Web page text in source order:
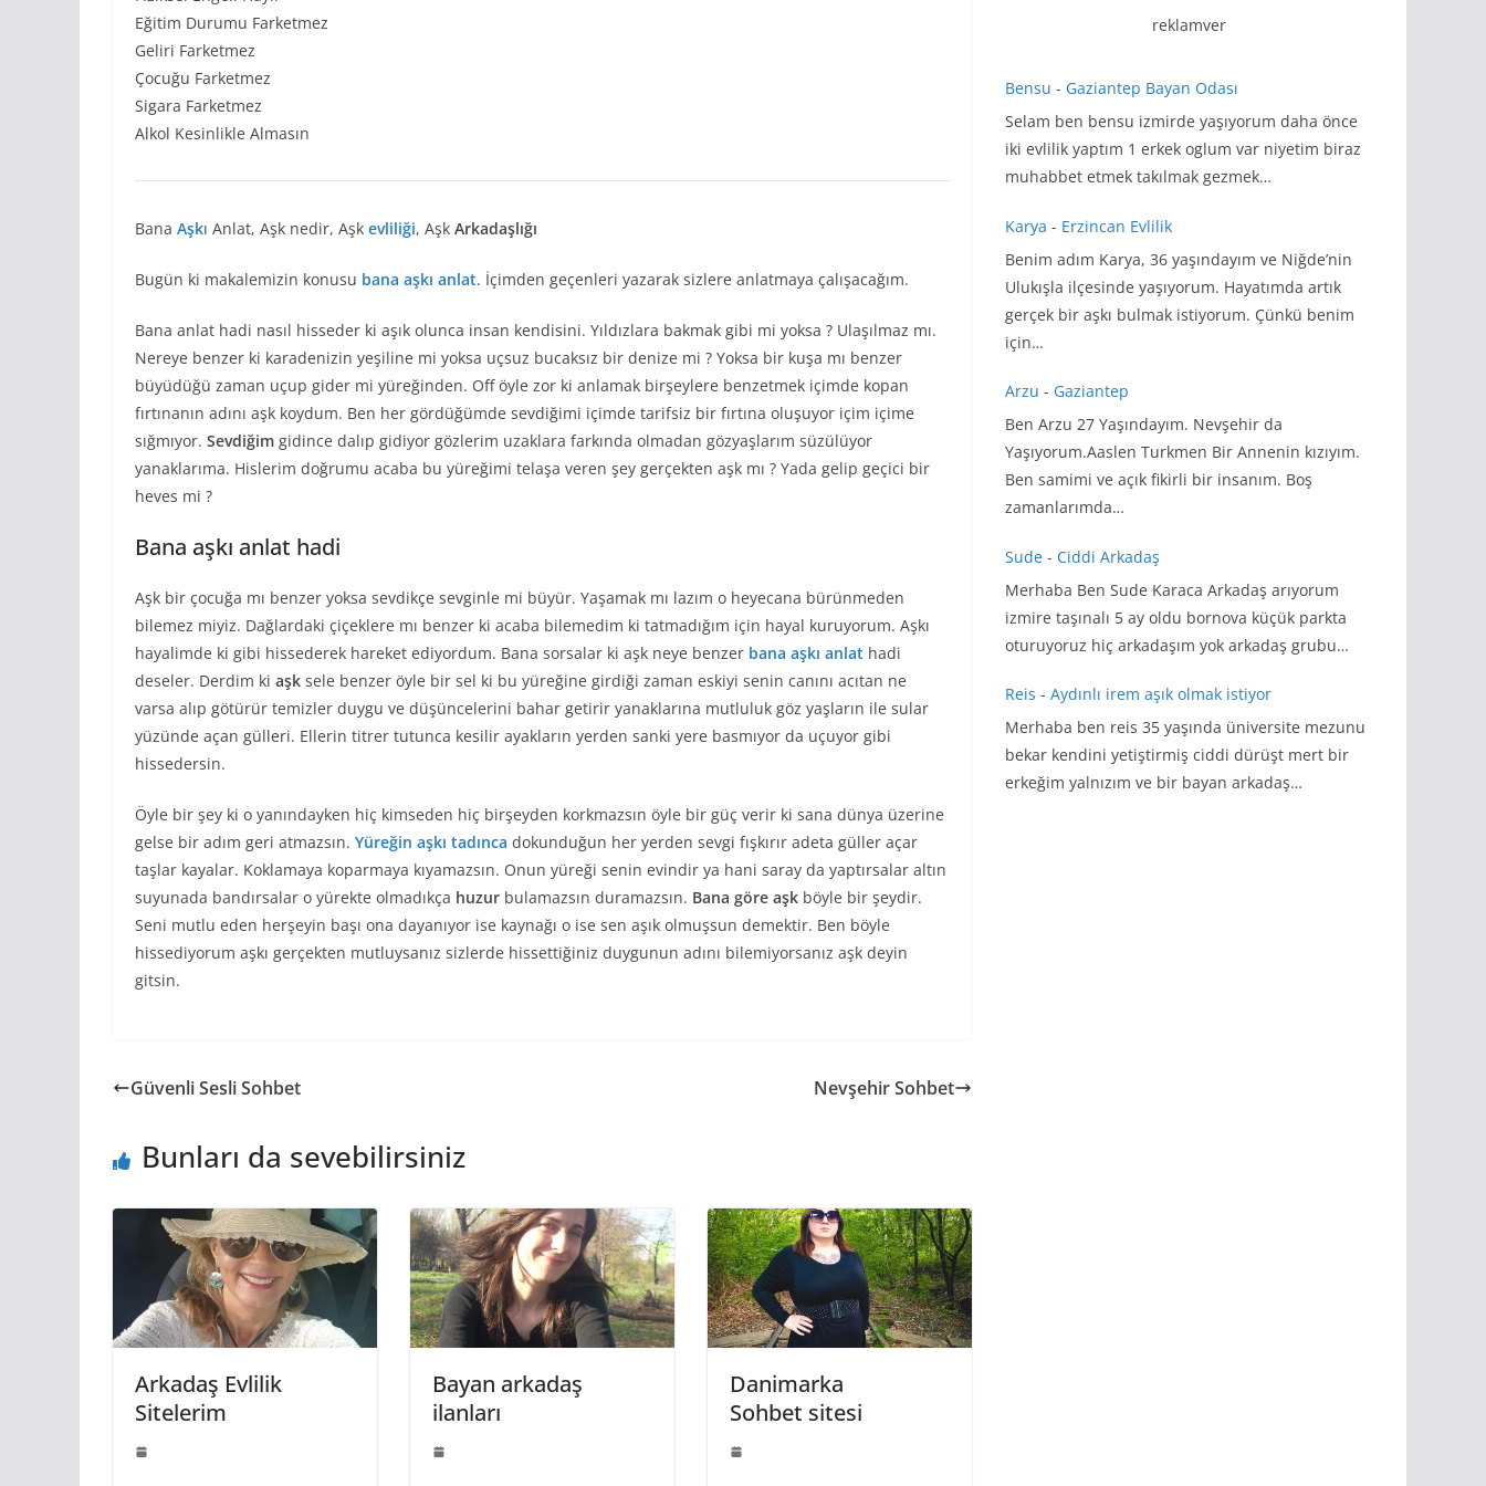
Eğitim Durumu Farketmez
Geliri Farketmez
Çocuğu Farketmez
Sigara Farketmez
Alkol Kesinlikle Almasın
Bana Aşkı Anlat, Aşk nedir, Aşk evliliği, Aşk Arkadaşlığı
Bugün ki makalemizin konusu bana aşkı anlat. İçimden geçenleri yazarak sizlere anlatmaya çalışacağım.
Bana anlat hadi nasıl hisseder ki aşık olunca insan kendisini. Yıldızlara bakmak gibi mi yoksa ? Ulaşılmaz mı.
Nereye benzer ki karadenizin yeşiline mi yoksa uçsuz bucaksız bir denize mi ? Yoksa bir kuşa mı benzer
büyüdüğü zaman uçup gider mi yüreğinden. Off öyle zor ki anlamak birşeylere benzetmek içimde kopan
fırtınanın adını aşk koydum. Ben her gördüğümde sevdiğimi içimde tarifsiz bir fırtına oluşuyor içim içime
sığmıyor. Sevdiğim gidince dalıp gidiyor gözlerim uzaklara farkında olmadan gözyaşlarım süzülüyor
yanaklarıma. Hislerim doğrumu acaba bu yüreğimi telaşa veren şey gerçekten aşk mı ? Yada gelip geçici bir
heves mi ?
Bana aşkı anlat hadi
Aşk bir çocuğa mı benzer yoksa sevdikçe sevginle mi büyür. Yaşamak mı lazım o heyecana bürünmeden
bilemez miyiz. Dağlardaki çiçeklere mı benzer ki acaba bilemedim ki tatmadığım için hayal kuruyorum. Aşkı
hayalimde ki gibi hissederek hareket ediyordum. Bana sorsalar ki aşk neye benzer bana aşkı anlat hadi
deseler. Derdim ki aşk sele benzer öyle bir sel ki bu yüreğine girdiği zaman eskiyi senin canını acıtan ne
varsa alıp götürür temizler duygu ve düşüncelerini bahar getirir yanaklarına mutluluk göz yaşların ile sular
yüzünde açan gülleri. Ellerin titrer tutunca kesilir ayakların yerden sanki yere basmıyor da uçuyor gibi
hissedersin.
Öyle bir şey ki o yanındayken hiç kimseden hiç birşeyden korkmazsın öyle bir güç verir ki sana dünya üzerine
gelse bir adım geri atmazsın. Yüreğin aşkı tadınca dokunduğun her yerden sevgi fışkırır adeta güller açar
taşlar kayalar. Koklamaya koparmaya kıyamazsın. Onun yüreği senin evindir ya hani saray da yaptırsalar altın
suyunada bandırsalar o yürekte olmadıkça huzur bulamazsın duramazsın. Bana göre aşk böyle bir şeydir.
Seni mutlu eden herşeyin başı ona dayanıyor ise kaynağı o ise sen aşık olmuşsun demektir. Ben böyle
hissediyorum aşkı gerçekten mutluysanız sizlerde hissettiğiniz duygunun adını bilemiyorsanız aşk deyin
gitsin.
Güvenli Sesli Sohbet Nevşehir Sohbet
Bunları da sevebilirsiniz
Arkadaş Evlilik
Sitelerim
Bayan arkadaş
ilanları
Danimarka
Sohbet sitesi
reklamver
Bensu - Gaziantep Bayan Odası
Selam ben bensu izmirde yaşıyorum daha önce
iki evlilik yaptım 1 erkek oglum var niyetim biraz
muhabbet etmek takılmak gezmek…
Karya - Erzincan Evlilik
Benim adım Karya, 36 yaşındayım ve Niğde’nin
Ulukışla ilçesinde yaşıyorum. Hayatımda artık
gerçek bir aşkı bulmak istiyorum. Çünkü benim
için…
Arzu - Gaziantep
Ben Arzu 27 Yaşındayım. Nevşehir da
Yaşıyorum.Aaslen Turkmen Bir Annenin kızıyım.
Ben samimi ve açık fikirli bir insanım. Boş
zamanlarımda…
Sude - Ciddi Arkadaş
Merhaba Ben Sude Karaca Arkadaş arıyorum
izmire taşınalı 5 ay oldu bornova küçük parkta
oturuyoruz hiç arkadaşım yok arkadaş grubu…
Reis - Aydınlı irem aşık olmak istiyor
Merhaba ben reis 35 yaşında üniversite mezunu
bekar kendini yetiştirmiş ciddi dürüşt mert bir
erkeğim yalnızım ve bir bayan arkadaş…